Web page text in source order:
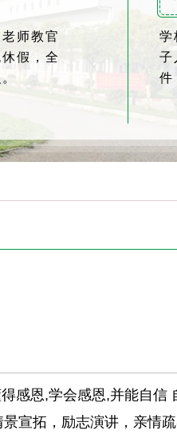
师教官
假，全
学
子
件
感恩,学会感恩,并能自信
宣拓，励志演讲，亲情